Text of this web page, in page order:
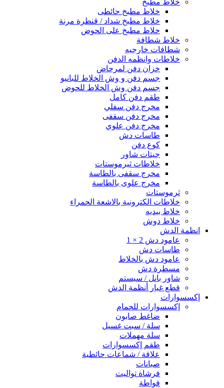
خلاط مطبخ
خلاط مطبخ حائطى
خلاط مطبخ شداد / قنطرة مرنة
خلاط مطبخ على الحوض
خلاط شطافة
شطافات خارجيه
خلاطات وانظمه الدفن
خزان دفن لمرحاض
جسم دفن و وش الخلاط للبانيو
جسم دفن وش الخلاط للحوض
طقم دفن كامل
مخرج دفن سفلي
مخرج دفن سقفى
مخرج دفن علوي
طاسات دش
كوع دفن
جيتات شاور
خلاطات ثيرموستات
مخرج سقفى بالطاسة
مخرج علوى بالطاسة
ثرموستات
خلاطات الكترونية بالاشعة الحمراء
خلاط بيديه
خلاط دوش
انظمة الدش
عامود دش 2 × 1
طاسات دش
عامود دش بالخلاط
مسطرة دش
شاور بانل / سيستم
قطع غيار أنظمة الدش
إكسسوارات
إكسسوارات للحمام
ضاغط صابون
سلة / سبت غسيل
سلة مهملات
طقم إكسسوارات
علاقة / شماعات حائطية
صبانات
فرشاة تواليت
فواطة